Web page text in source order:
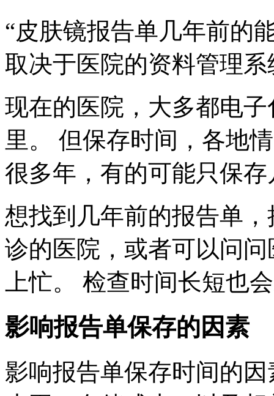
“皮肤镜报告单几年前的
取决于医院的资料管理系
现在的医院，大多都电
里。 但保存时间，各地
很多年，有的可能只保存
想找到几年前的报告单
诊的医院，或者可以问
上忙。 检查时间长短也
影响报告单保存的因素
影响报告单保存时间的